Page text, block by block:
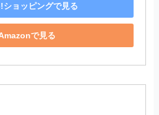
ョッピングで見る
で見る